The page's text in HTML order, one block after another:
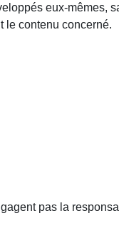
eux-mêmes,
le contenu concerné.
pas la